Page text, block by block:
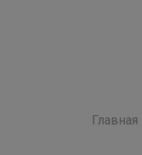
Главная